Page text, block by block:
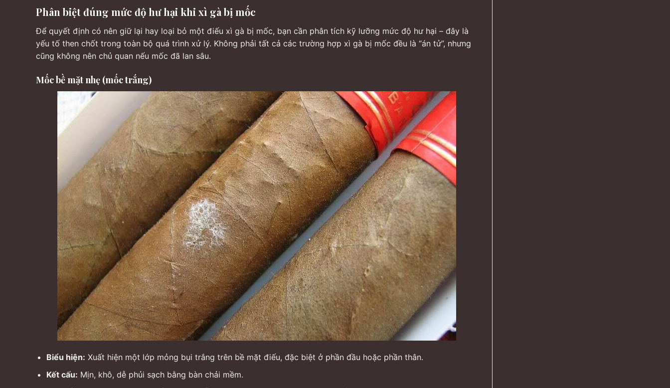
Phân biệt đúng mức độ hư hại khi xì gà bị mốc
Để quyết định có nên giữ lại hay loại bỏ một điếu xì gà bị mốc, bạn cần phân tích kỹ lưỡng mức độ hư hại – đây là
yếu tố then chốt trong toàn bộ quá trình xử lý. Không phải tất cả các trường hợp xì gà bị mốc đều là “án tử”, nhưng
cũng không nên chủ quan nếu mốc đã lan sâu.
Mốc bề mặt nhẹ (mốc trắng)
Biểu hiện: Xuất hiện một lớp mỏng bụi trắng trên bề mặt điếu, đặc biệt ở phần đầu hoặc phần thân.
Kết cấu: Mịn, khô, dễ phủi sạch bằng bàn chải mềm.